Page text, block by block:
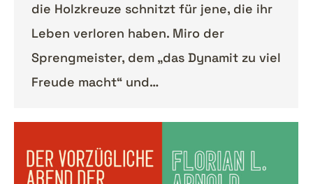
die Holzkreuze schnitzt für jene, die ihr
Leben verloren haben. Miro der
Sprengmeister, dem „das Dynamit zu viel
Freude macht“ und…